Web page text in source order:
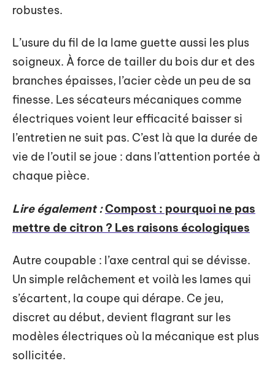
robustes.
L’usure du fil de la lame guette aussi les plus
soigneux. À force de tailler du bois dur et des
branches épaisses, l’acier cède un peu de sa
finesse. Les sécateurs mécaniques comme
électriques voient leur efficacité baisser si
l’entretien ne suit pas. C’est là que la durée de
vie de l’outil se joue : dans l’attention portée à
chaque pièce.
Lire également :Compost : pourquoi ne pas
mettre de citron ? Les raisons écologiques
Autre coupable : l’axe central qui se dévisse.
Un simple relâchement et voilà les lames qui
s’écartent, la coupe qui dérape. Ce jeu,
discret au début, devient flagrant sur les
modèles électriques où la mécanique est plus
sollicitée.